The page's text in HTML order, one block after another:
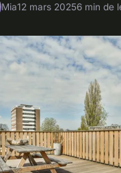
Mia12 mars 20256 min de